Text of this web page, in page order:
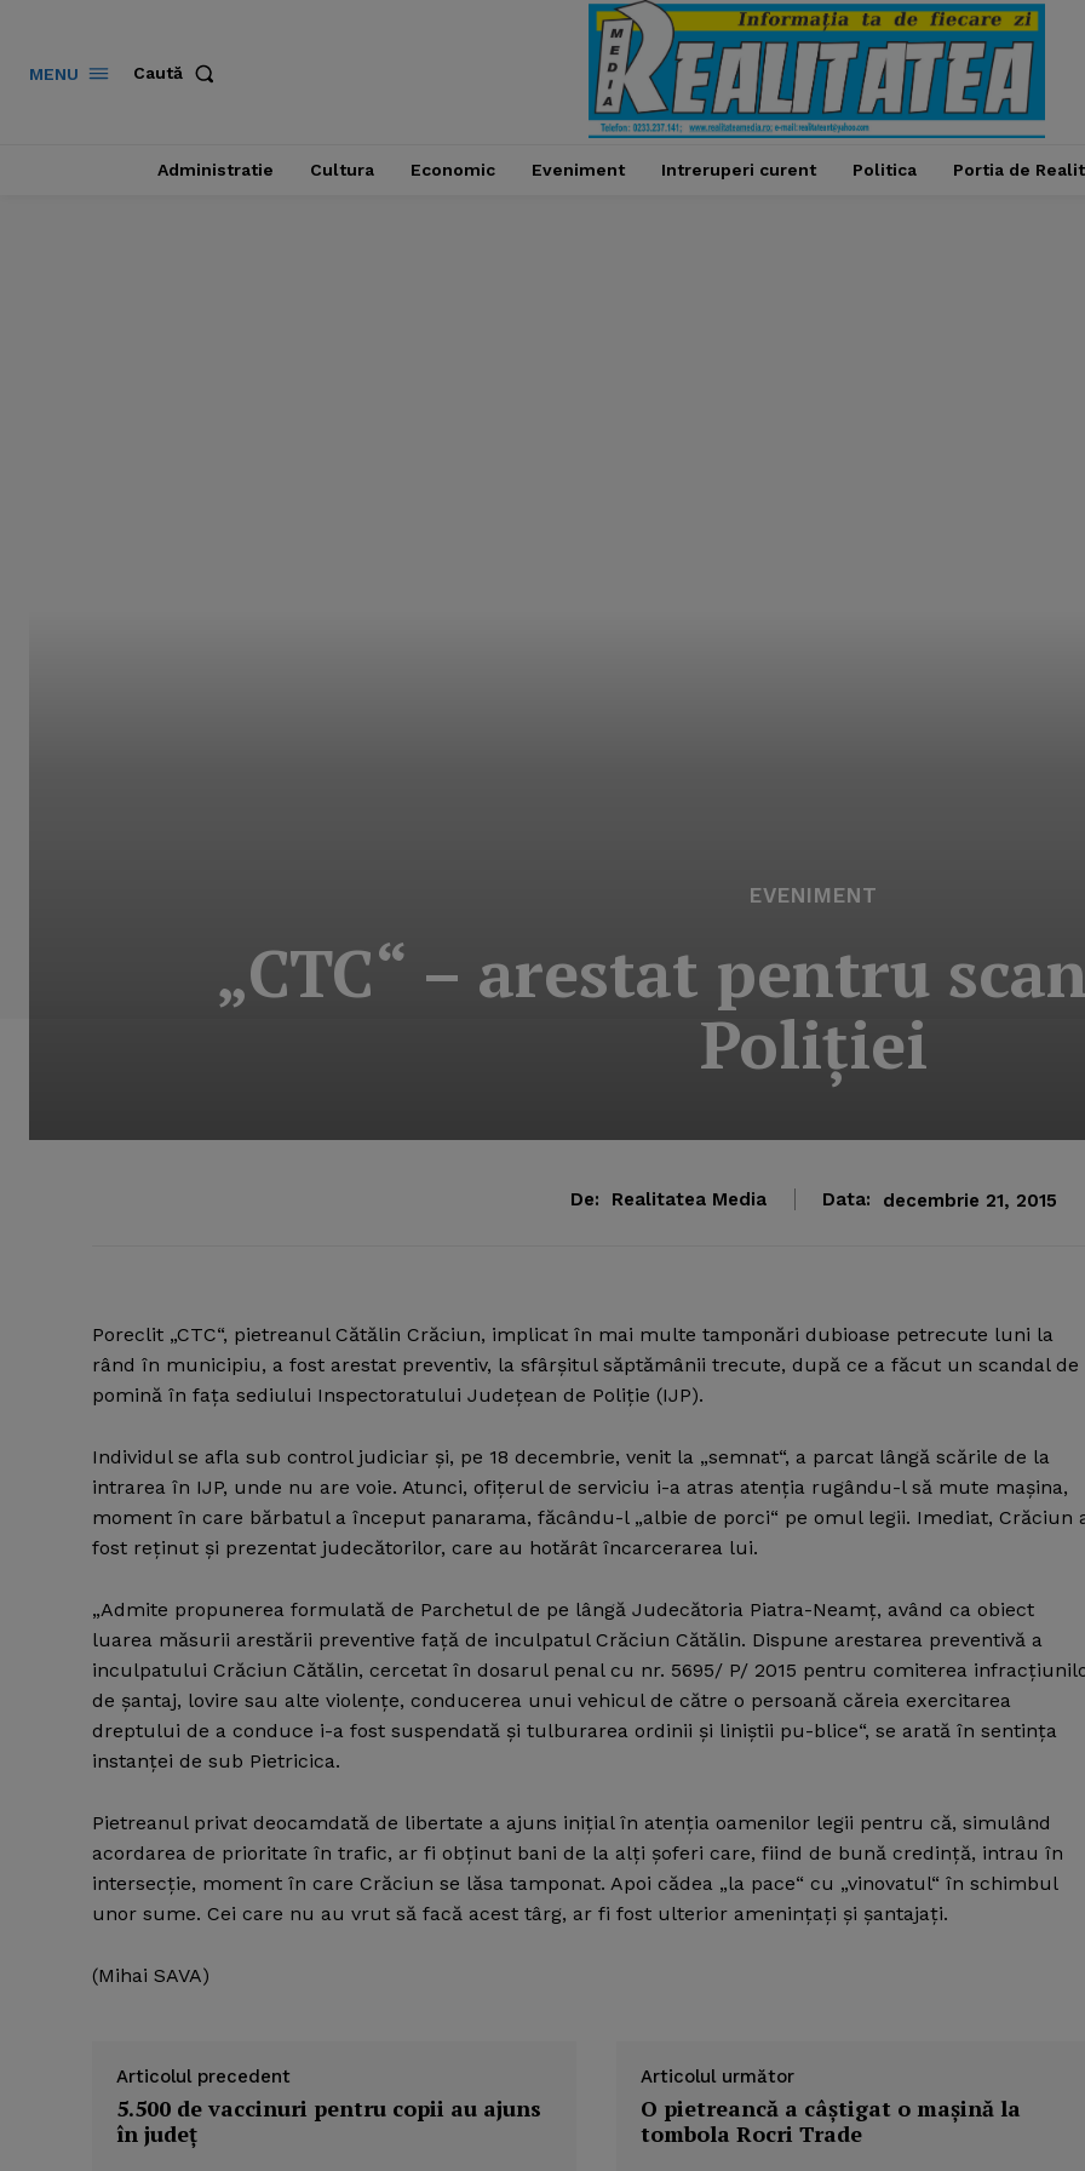
MENU Caută
Administratie Cultura Economic Eveniment Intreruperi curent Politica Portia de
EVENIMENT
„CTC“ – arestat pentru
Poliţiei
De: Realitatea Media Data: decembrie 21, 2015
Poreclit „CTC“, pietreanul Cătălin Crăciun, implicat în mai multe tamponări dubioase petrecute luni la
rând în municipiu, a fost arestat preventiv, la sfârşitul săptămânii trecute, după ce a făcut un scandal de
pomină în faţa sediului Inspectoratului Judeţean de Poliţie (IJP).
Individul se afla sub control judiciar şi, pe 18 decembrie, venit la „semnat“, a parcat lângă scările de la
intrarea în IJP, unde nu are voie. Atunci, ofiţerul de serviciu i-a atras atenţia rugându-l să mute maşina,
moment în care bărbatul a început panarama, făcându-l „albie de porci“ pe omul legii. Imediat, Crăciun
fost reţinut şi prezentat judecătorilor, care au hotărât încarcerarea lui.
„Admite propunerea formulată de Parchetul de pe lângă Judecătoria Piatra-Neamţ, având ca obiect
luarea măsurii arestării preventive faţă de inculpatul Crăciun Cătălin. Dispune arestarea preventivă a
inculpatului Crăciun Cătălin, cercetat în dosarul penal cu nr. 5695/ P/ 2015 pentru comiterea
de şantaj, lovire sau alte violenţe, conducerea unui vehicul de către o persoană căreia exercitarea
dreptului de a conduce i-a fost suspendată şi tulburarea ordinii şi liniştii pu-blice“, se arată în sentinţa
instanţei de sub Pietricica.
Pietreanul privat deocamdată de libertate a ajuns iniţial în atenţia oamenilor legii pentru că, simulând
acordarea de prioritate în trafic, ar fi obţinut bani de la alţi şoferi care, fiind de bună credinţă, intrau în
intersecţie, moment în care Crăciun se lăsa tamponat. Apoi cădea „la pace“ cu „vinovatul“ în schimbul
unor sume. Cei care nu au vrut să facă acest târg, ar fi fost ulterior ameninţaţi şi şantajaţi.
(Mihai SAVA)
Articolul precedent
5.500 de vaccinuri pentru copii au ajuns
în judeţ
Articolul următor
O pietreancă a câştigat o maşină la
tombola Rocri Trade